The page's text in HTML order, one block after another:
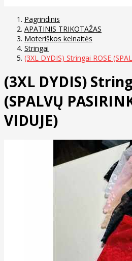
Pagrindinis
APATINIS TRIKOTAŽAS
Moteriškos kelnaitės
Stringai
(3XL DYDIS) Stringai ROSE
(3XL DYDIS)
(SPALVŲ
VIDUJE)